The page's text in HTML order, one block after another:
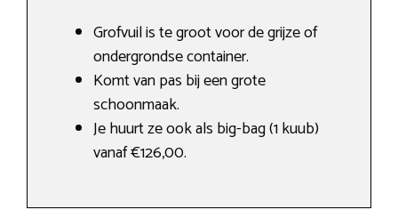
Grofvuil is te groot voor de grijze of
ondergrondse container.
Komt van pas bij een grote
schoonmaak.
Je huurt ze ook als big-bag (1 kuub)
vanaf €126,00.